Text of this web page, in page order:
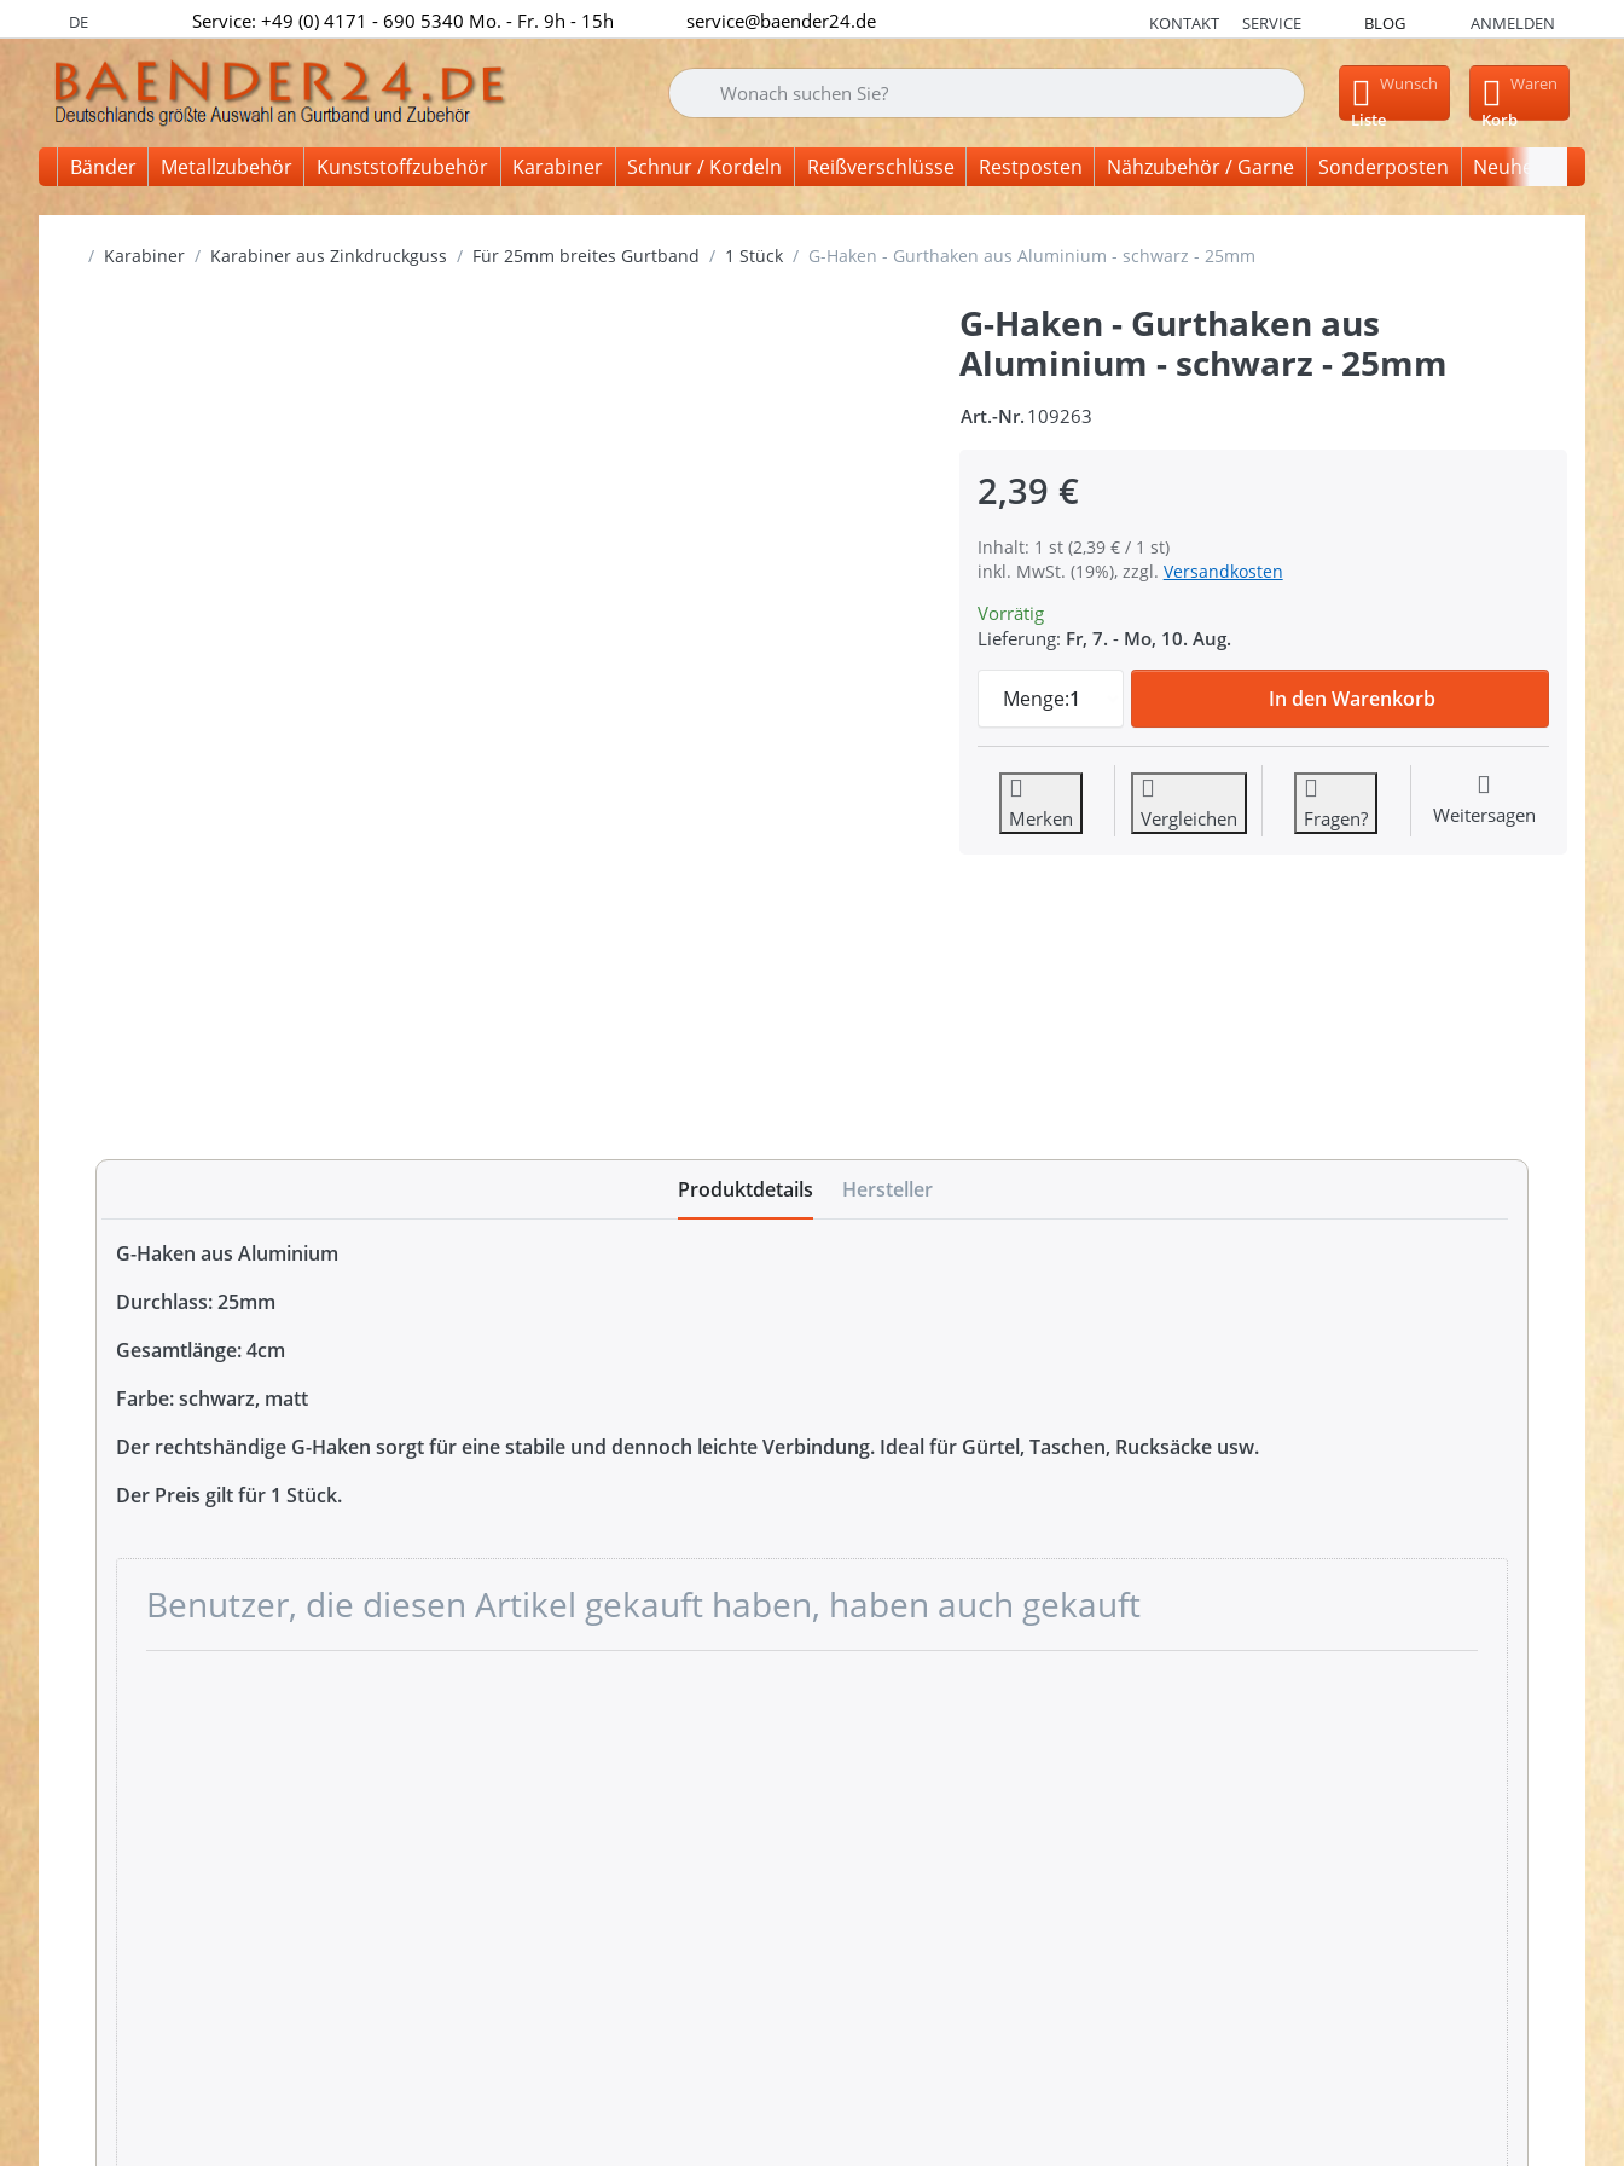
DE Service: +49 (0) 4171 - 690 5340 Mo. - Fr. 9h - 15h service@baender24.de KONTAKT SERVICE BLOG ANMELDEN
Geben Sie einen Suchbegriff ein. Während Sie tippen, erscheinen automatisch erste Ergebnisse. Drücken Sie die
Wunsch
Liste
Waren
Korb
Bänder Metallzubehör Kunststoffzubehör Karabiner Schnur / Kordeln Reißverschlüsse Restposten Nähzubehör / Garne Sonderposten Neuheiten
Startseite
Karabiner Karabiner aus Zinkdruckguss Für 25mm breites Gurtband 1 Stück G-Haken - Gurthaken aus Aluminium - schwarz - 25mm
G-Haken - Gurthaken aus
Aluminium - schwarz - 25mm
Art.-Nr. 109263
2,39 €
Inhalt: 1 st (2,39 € / 1 st)
inkl. MwSt. (19%), zzgl. Versandkosten
Vorrätig
Lieferung: Fr, 7. - Mo, 10. Aug.
Menge:1
G-Haken - Gurthaken aus Aluminium - schwarz - 25mm zu
In den Warenkorb
Merken Vergleichen Fragen? Weitersagen
Produktdetails Hersteller
G-Haken aus Aluminium
Durchlass: 25mm
Gesamtlänge: 4cm
Farbe: schwarz, matt
Der rechtshändige G-Haken sorgt für eine stabile und dennoch leichte Verbindung. Ideal für Gürtel, Taschen, Rucksäcke usw.
Der Preis gilt für 1 Stück.
Benutzer, die diesen Artikel gekauft haben, haben auch gekauft